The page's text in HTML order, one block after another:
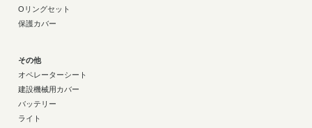
Oリングセット
保護カバー
その他
オペレーターシート
建設機械用カバー
バッテリー
ライト